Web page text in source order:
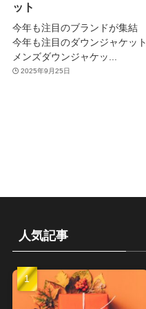
ット
今年も注目のブランドが集結
今年も注目のダウンジャケット
メンズダウンジャケッ...
2025年9月25日
人気記事